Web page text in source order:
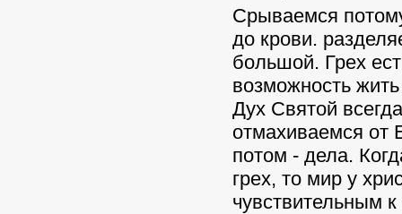
Срываемся
до крови.
большой. Грех
возможность
Дух Святой
отмахиваемся от
потом - дела.
грех, то мир у
чувствительным